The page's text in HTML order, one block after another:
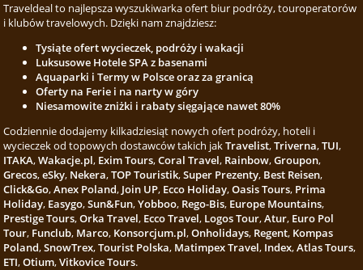
Traveldeal to najlepsza wyszukiwarka ofert biur podróży, touroperatorów
i klubów travelowych. Dzięki nam znajdziesz:
Tysiąte ofert wycieczek, podróży i wakacji
Luksusowe Hotele SPA z basenami
Aquaparki i Termy w Polsce oraz za granicą
Oferty na Ferie i na narty w góry
Niesamowite zniżki i rabaty sięgające nawet 80%
Codziennie dodajemy kilkadziesiąt nowych ofert podróży, hoteli i
wycieczek od topowych dostawców takich jakTravelist,Triverna,TUI,
ITAKA,Wakacje.pl, Exim Tours,Coral Travel, Rainbow,Groupon,
Grecos,eSky, Nekera,TOP Touristik,Super Prezenty, Best Reisen,
Click&Go,Anex Poland, Join UP, Ecco Holiday,Oasis Tours, Prima
Holiday, Easygo,Sun&Fun,Yobboo, Rego-Bis, Europe Mountains,
Prestige Tours,Orka Travel, Ecco Travel, Logos Tour,Atur, Euro Pol
Tour, Funclub, Marco, Konsorcjum.pl,Onholidays, Regent, Kompas
Poland,SnowTrex,Tourist Polska, Matimpex Travel, Index,Atlas Tours,
ETI,Otium,Vitkovice Tours.